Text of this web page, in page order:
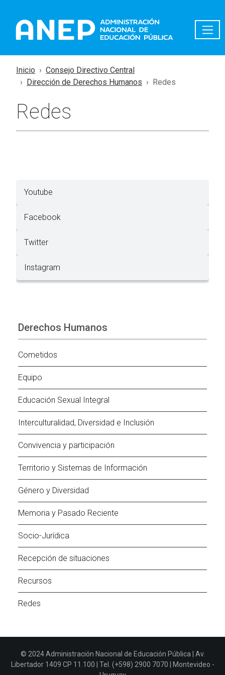
Inicio
Consejo Directivo Central
Dirección de Derechos Humanos
Redes
Redes
Youtube
Facebook
Twitter
Instagram
Derechos Humanos
Cometidos
Equipo
Educación Sexual Integral
Interculturalidad, Diversidad e Inclusión
Convivencia y participación
Territorio y Sistemas de Información
Género y Diversidad
Memoria y Pasado Reciente
Socio-Jurídica
Recepción de situaciones
Recursos
Redes
© 2024 Administración Nacional de Educación Pública | Av.
Libertador 1409 CP 11.100 | Tel. (+598) 2900 7070 | Montevideo -